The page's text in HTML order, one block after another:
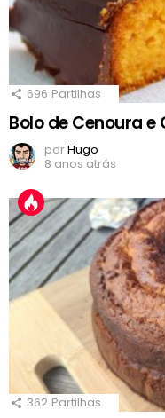
696 Partilhas
Bolo de Cenoura
porHugo
8 anos atrás
362 Partilhas